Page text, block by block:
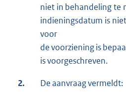
niet in behandeling te
indieningsdatum is
voor
de voorziening is
is voorgeschreven.
2. De aanvraag vermeldt: